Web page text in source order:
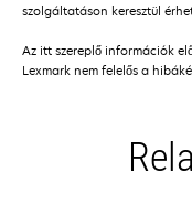
szolgáltatáson keresztül
Az itt szereplő információk
Lexmark nem felelős a